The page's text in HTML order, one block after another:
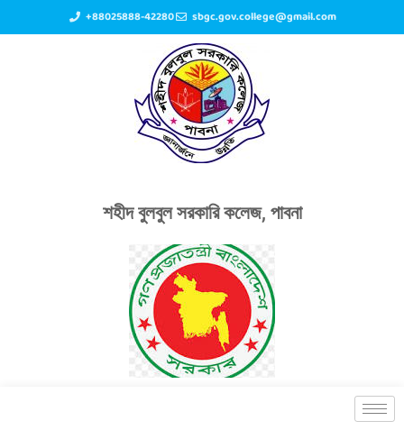
+88025888-42280 sbgc.gov.college@gmail.com
শহীদ বুলবুল সরকারি কলেজ, পাবনা